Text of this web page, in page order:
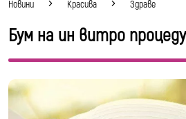
Новини Красива Здраве
Бум на ин витро